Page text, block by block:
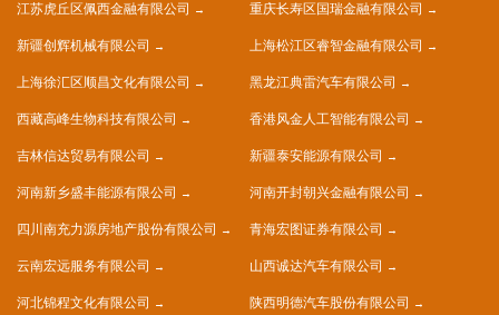
江苏虎丘区佩西金融有限公司 重庆长寿区国瑞金融有限公司
新疆创辉机械有限公司 上海松江区睿智金融有限公司
上海徐汇区顺昌文化有限公司 黑龙江典雷汽车有限公司
西藏高峰生物科技有限公司 香港风金人工智能有限公司
吉林信达贸易有限公司 新疆泰安能源有限公司
河南新乡盛丰能源有限公司 河南开封朝兴金融有限公司
四川南充力源房地产股份有限公司 青海宏图证券有限公司
云南宏远服务有限公司 山西诚达汽车有限公司
河北锦程文化有限公司 陕西明德汽车股份有限公司